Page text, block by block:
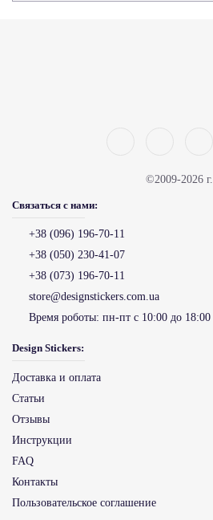
©2009-2026 г.
Связаться с нами:
+38 (096) 196-70-11
+38 (050) 230-41-07
+38 (073) 196-70-11
store@designstickers.com.ua
Время роботы: пн-пт с 10:00 до 18:00
Design Stickers:
Доставка и оплата
Статьи
Отзывы
Инструкции
FAQ
Контакты
Пользовательское соглашение